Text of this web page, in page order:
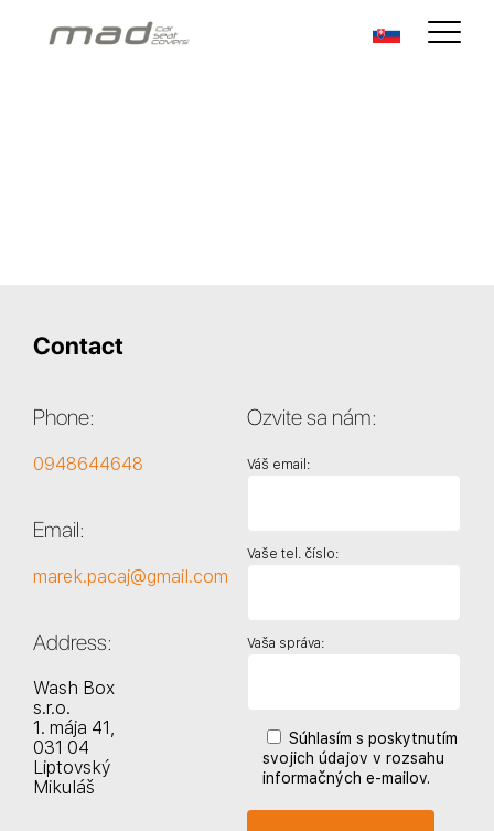
Contact
Phone:
0948644648
Email:
marek.pacaj@gmail.com
Address:
Wash Box
s.r.o.
1. mája 41,
031 04
Liptovský
Mikuláš
Ozvite sa nám:
Váš email:
Vaše tel. číslo:
Vaša správa:
Súhlasím s poskytnutím
svojich údajov v rozsahu
informačných e-mailov.